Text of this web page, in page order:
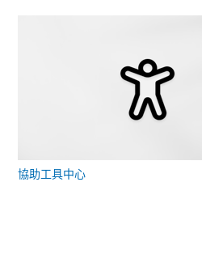
協助工具中心